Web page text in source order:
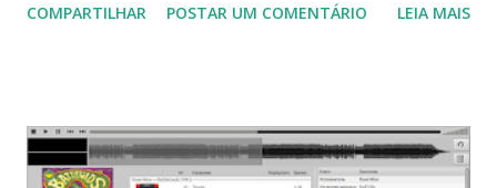
para a versão v8.8p1; OpenSSL foi atualizado para a versão
certificados correspondentes; o driver ice(4) foi atualizado
para 1.34.2-k, adicionando log de firmware e suporte inicial
COMPARTILHAR POSTAR UM COMENTÁRIO LEIA MAIS